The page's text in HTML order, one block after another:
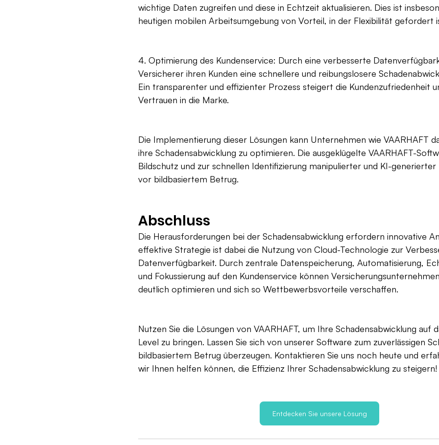
wichtige Daten zugreifen und diese in Echtzeit aktualisieren. Dies ist
heutigen mobilen Arbeitsumgebung von Vorteil, in der Flexibilität gefordert
4. Optimierung des Kundenservice: Durch eine verbesserte
Versicherer ihren Kunden eine schnellere und reibungslosere
Ein transparenter und effizienter Prozess steigert die Kundenzufriedenheit
Vertrauen in die Marke.
Die Implementierung dieser Lösungen kann Unternehmen wie VAARHAFT
ihre Schadensabwicklung zu optimieren. Die ausgeklügelte VAARHAFT-
Bildschutz und zur schnellen Identifizierung manipulierter und KI-
vor bildbasiertem Betrug.
Abschluss
Die Herausforderungen bei der Schadensabwicklung erfordern innovative
effektive Strategie ist dabei die Nutzung von Cloud-Technologie zur
Datenverfügbarkeit. Durch zentrale Datenspeicherung, Automatisierung,
und Fokussierung auf den Kundenservice können
deutlich optimieren und sich so Wettbewerbsvorteile verschaffen.
Nutzen Sie die Lösungen von VAARHAFT, um Ihre Schadensabwicklung auf
Level zu bringen. Lassen Sie sich von unserer Software zum zuverlässigen
bildbasiertem Betrug überzeugen. Kontaktieren Sie uns noch heute und
wir Ihnen helfen können, die Effizienz Ihrer Schadensabwicklung zu steigern!
Entdecken Sie unsere Lösung